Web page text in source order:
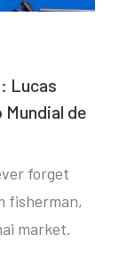
Lucas
Mundial de
forget
fisherman,
market.